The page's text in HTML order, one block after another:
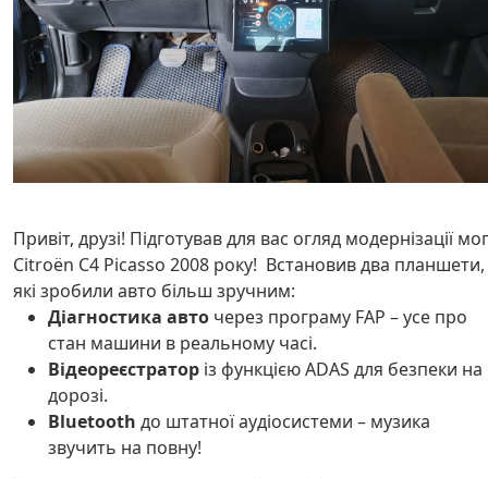
Привіт, друзі! Підготував для вас огляд модернізації
Citroën C4 Picasso 2008 року! Встановив два планшети,
які зробили авто більш зручним:
Діагностика авто через програму FAP – усе про
стан машини в реальному часі.
Відеореєстратор із функцією ADAS для безпеки на
дорозі.
Bluetooth до штатної аудіосистеми – музика
звучить на повну!